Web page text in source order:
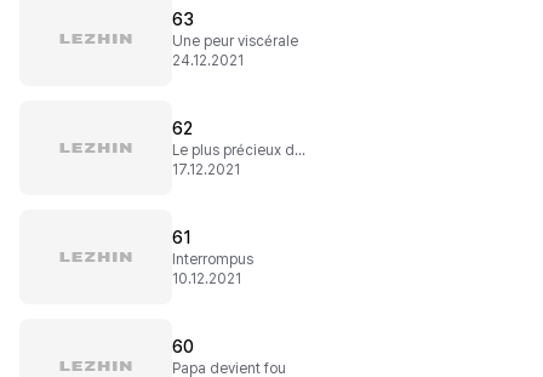
63
Une peur viscérale
24.12.2021
62
Le plus précieux des trésors c'est l'amour
17.12.2021
61
Interrompus
10.12.2021
60
Papa devient fou